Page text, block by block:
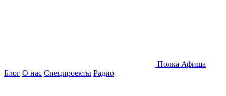
Полка Афиша
Блог О нас Спецпроекты Радио